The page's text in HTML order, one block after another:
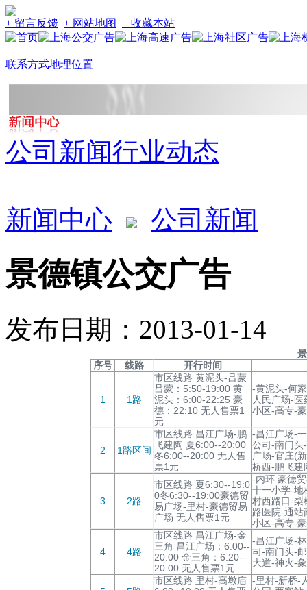
+ 留言反馈 + 网站地图 + 收藏本站
联系方式地理位置
公司新闻行业动态
新闻中心 公司新闻
景德镇公交广告
发布日期：2013-01-14
序号
线路 开行时间
1 1路
市区线路 黄泥头-吕蒙
吕蒙：5:50-19:00 黄
泥头：6:00-22:25 豪
德：22:10 无人售票1
元
-黄泥头-何
人民广场-
小区-高专-
2 1路区间
市区线路 昌江广场-鹏
飞建陶 夏6:00--20:00
冬6:00--20:00 无人售
票1元
-昌江广场-
公司-南门头
广场-官庄(
桥西-鹏飞建
3 2路
市区线路 夏6:30--19:0
0冬6:30--19:00豪德贸
易广场-里村-豪德贸易
广场 无人售票1元
-内环:豪德
十一小学-地
村西路口-梨
路医院-通
小区-高专-
4 4路
市区线路 昌江广场-金
三角 昌江广场：6:00--
20:00 金三角：6:20--
20:00 无人售票1元
-昌江广场-
司-南门头-
大道-神火-
市区线路 里村-高墩庙 -里村-新桥-